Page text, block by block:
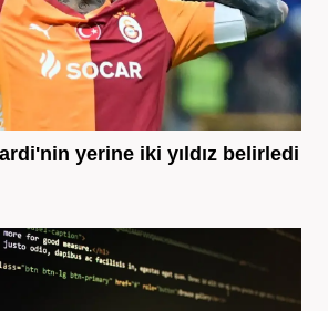
yerine iki yıldız belirledi